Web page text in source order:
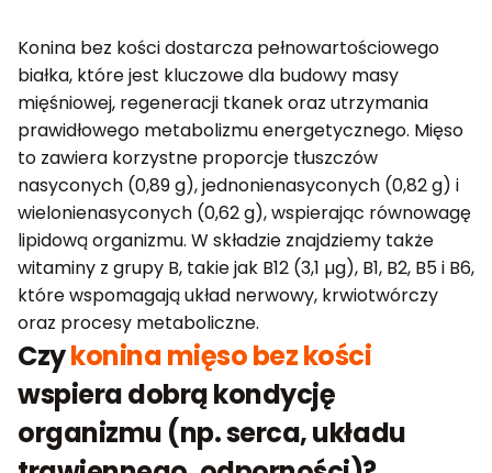
Konina bez kości dostarcza pełnowartościowego
białka, które jest kluczowe dla budowy masy
mięśniowej, regeneracji tkanek oraz utrzymania
prawidłowego metabolizmu energetycznego. Mięso
to zawiera korzystne proporcje tłuszczów
nasyconych (0,89 g), jednonienasyconych (0,82 g) i
wielonienasyconych (0,62 g), wspierając równowagę
lipidową organizmu. W składzie znajdziemy także
witaminy z grupy B, takie jak B12 (3,1 µg), B1, B2, B5 i B6,
które wspomagają układ nerwowy, krwiotwórczy
oraz procesy metaboliczne.
Czykonina mięso bez kości
wspiera dobrą kondycję
organizmu (np. serca, układu